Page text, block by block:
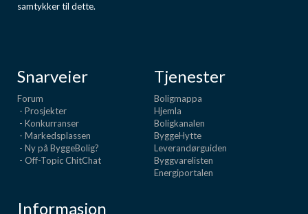
samtykker til dette.
Snarveier
Forum
- Prosjekter
- Konkurranser
- Markedsplassen
- Ny på ByggeBolig?
- Off-Topic ChitChat
Tjenester
Boligmappa
Hjemla
Boligkanalen
ByggeHytte
Leverandørguiden
Byggvarelisten
Energiportalen
Informasjon